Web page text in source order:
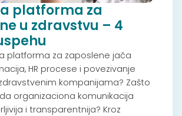
platforma za
u zdravstvu – 4
platforma za zaposlene jača
HR procese i povezivanje
kompanijama? Zašto
organizaciona komunikacija
i transparentnija? Kroz